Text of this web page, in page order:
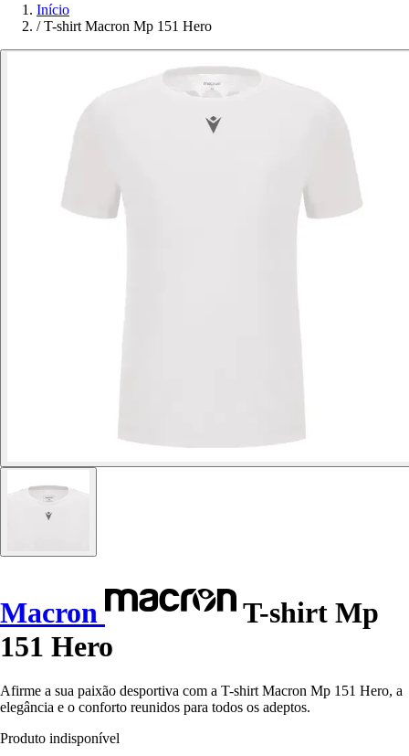
Início
/ T-shirt Macron Mp 151 Hero
Macron
T-shirt Mp
151 Hero
Afirme a sua paixão desportiva com a T-shirt Macron Mp 151 Hero, a
elegância e o conforto reunidos para todos os adeptos.
Produto indisponível